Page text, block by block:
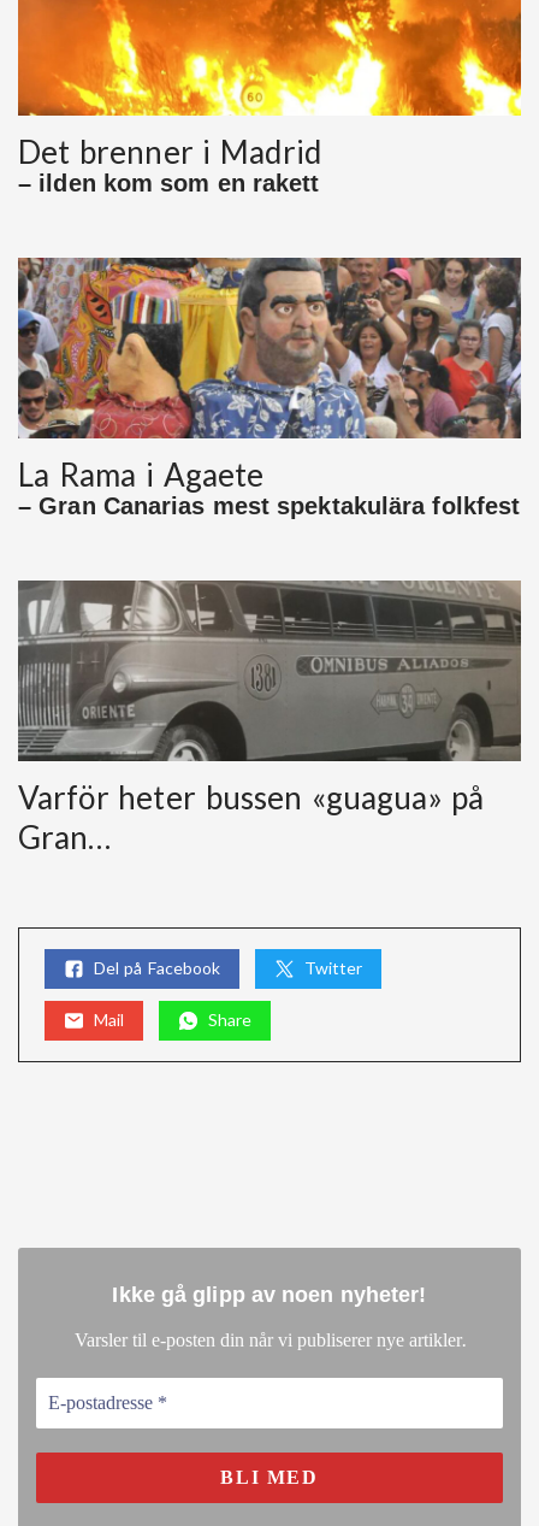
Det brenner i Madrid
– ilden kom som en rakett
La Rama i Agaete
– Gran Canarias mest spektakulära folkfest
Varför heter bussen «guagua» på
Gran…
Del på Facebook Twitter
Mail Share
Ikke gå glipp av noen nyheter!
Varsler til e-posten din når vi publiserer nye artikler.